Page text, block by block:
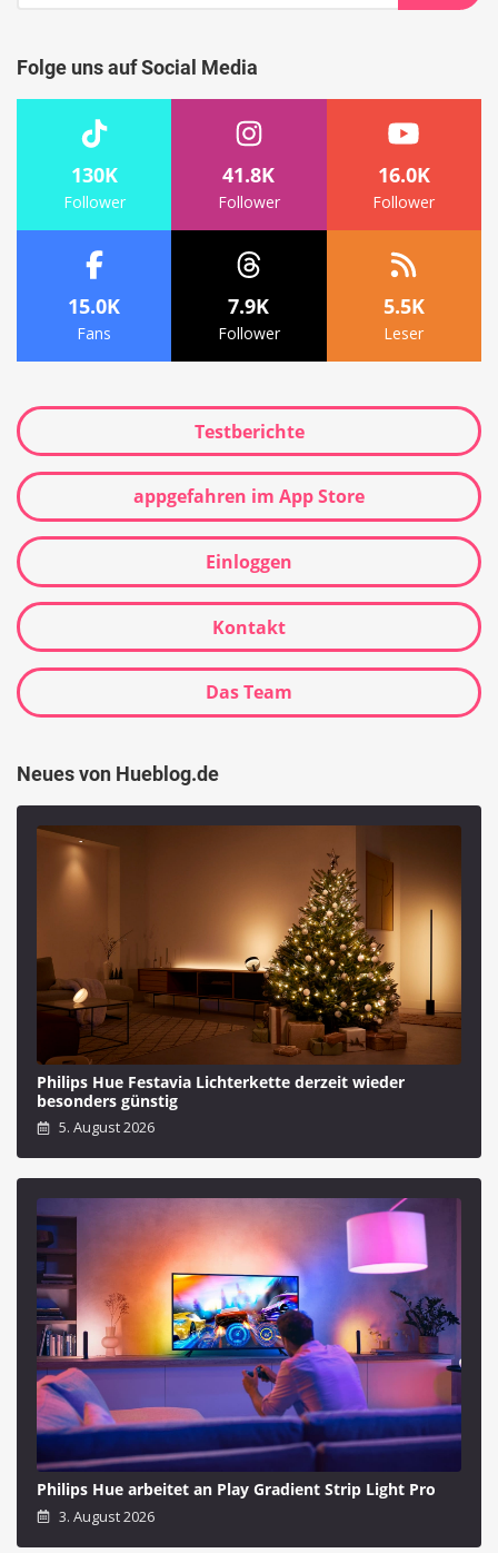
Suche
Folge uns auf Social Media
130K
Follower
41.8K
Follower
16.0K
Follower
15.0K
Fans
7.9K
Follower
5.5K
Leser
Testberichte
appgefahren im App Store
Einloggen
Kontakt
Das Team
Neues von Hueblog.de
Philips Hue Festavia Lichterkette derzeit wieder
besonders günstig
5. August 2026
Philips Hue arbeitet an Play Gradient Strip Light Pro
3. August 2026